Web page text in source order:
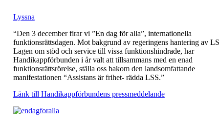
Lyssna
“Den 3 december firar vi ”En dag för alla”, internationella
funktionsrättsdagen. Mot bakgrund av regeringens hantering av
Lagen om stöd och service till vissa funktionshindrade, har
Handikappförbunden i år valt att tillsammans med en enad
funktionsrättsrörelse, ställa oss bakom den landsomfattande
manifestationen “Assistans är frihet- rädda LSS.”
Länk till Handikappförbundens pressmeddelande